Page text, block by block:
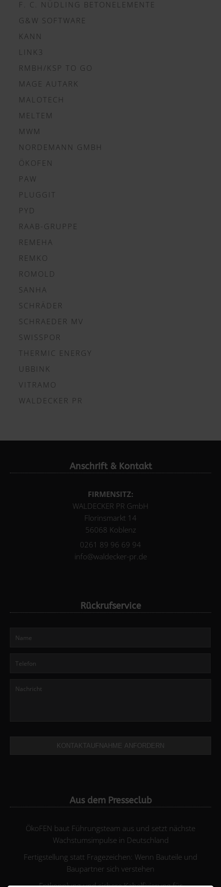
F. C. NÜDLING BETONELEMENTE
G&W SOFTWARE
KANN
LINK3
RMBH/KSP TO GO
MAGE AUTARK
MALOTECH
MELTEM
MWM
NORDEMANN GMBH
ÖKOFEN
PAW
PLUGGIT
PYD
RAAB-GRUPPE
REMEHA
REMKO
ROMOLD
SANHA
SCHRÄDER
SCHRAEDER MV
SWISSPOR
THERMIC ENERGY
UBBINK
VITRAMO
WALDECKER PR
Anschrift & Kontakt
FIRMENSITZ:
WALDECKER PR GmbH
Florinsmarkt 14
56068 Koblenz
0261 89 96 69 94
info@waldecker-pr.de
Rückrufservice
KONTAKTAUFNAHME ANFORDERN
Aus dem Presseclub
ÖkoFEN baut Führungsteam aus und setzt nächste
Wachstumsimpulse in Deutschland
Fertigstellung statt Fragezeichen: Wenn Bauteile und
Baupartner sich verstehen